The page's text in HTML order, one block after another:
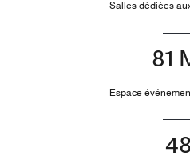
Salles dédiées
81
Espace
48